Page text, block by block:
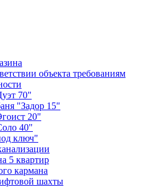
объекта требованиям
70"
"Задор 15"
20"
40"
ключ"
5 квартир
кармана
шахты